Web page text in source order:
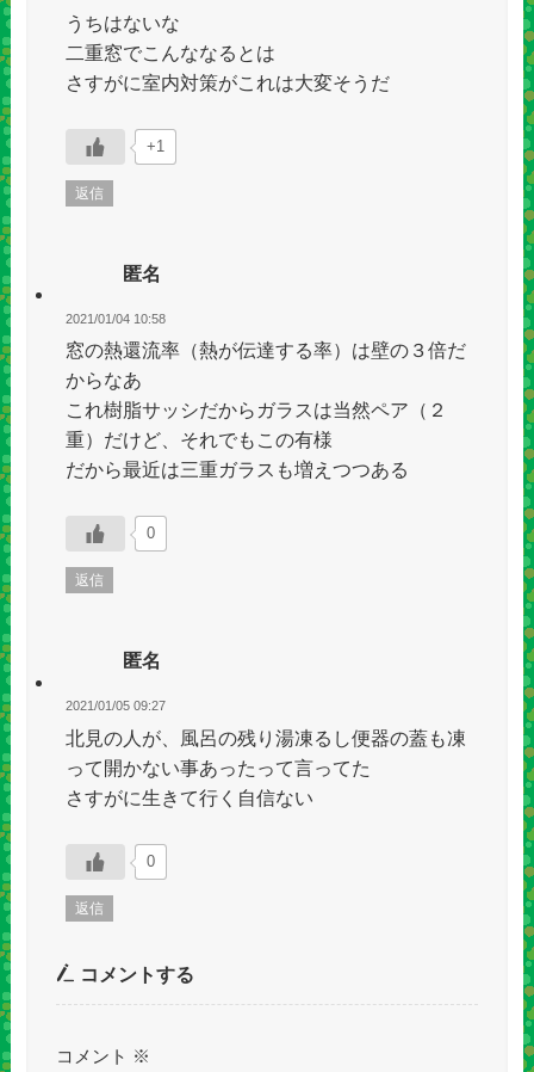
うちはないな
二重窓でこんななるとは
さすがに室内対策がこれは大変そうだ
+1
返信
匿名
2021/01/04 10:58
窓の熱還流率（熱が伝達する率）は壁の３倍だ
からなあ
これ樹脂サッシだからガラスは当然ペア（２
重）だけど、それでもこの有様
だから最近は三重ガラスも増えつつある
0
返信
匿名
2021/01/05 09:27
北見の人が、風呂の残り湯凍るし便器の蓋も凍
って開かない事あったって言ってた
さすがに生きて行く自信ない
0
返信
コメントする
コメント ※